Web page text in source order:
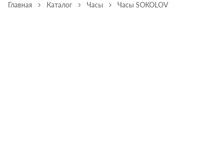
Главная Каталог Часы Часы SOKOLOV